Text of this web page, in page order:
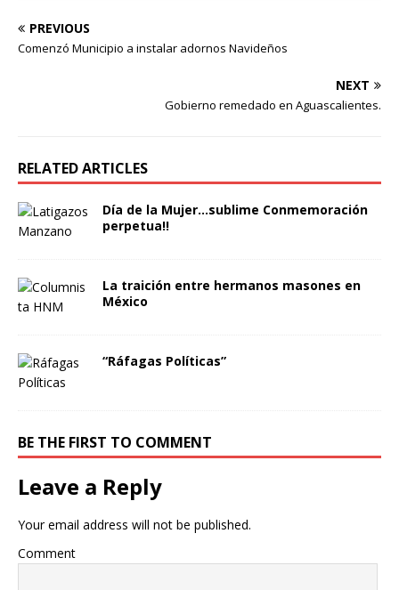
PREVIOUS
Comenzó Municipio a instalar adornos Navideños
NEXT
Gobierno remedado en Aguascalientes.
RELATED ARTICLES
Día de la Mujer…sublime Conmemoración
perpetua!!
La traición entre hermanos masones en
México
“Ráfagas Políticas”
BE THE FIRST TO COMMENT
Leave a Reply
Your email address will not be published.
Comment